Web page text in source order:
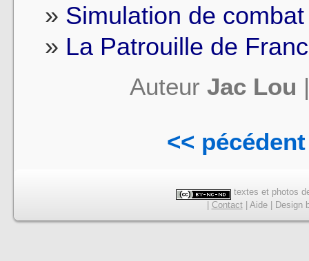
Simulation de
La Patrouille de
Auteur Jac Lou
<< pécédent
textes et photos
Contact| Aide| Design